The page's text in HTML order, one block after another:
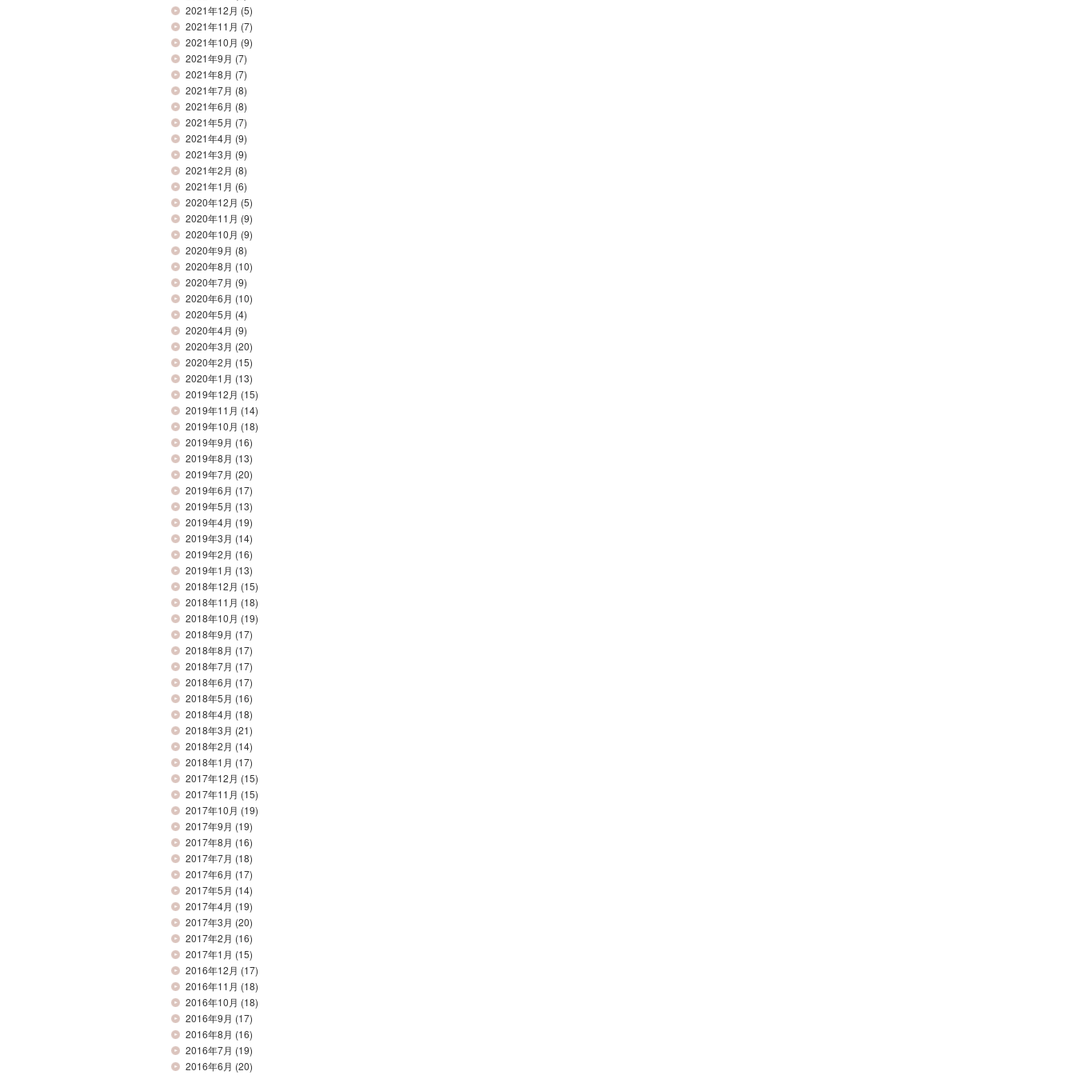
2021年12月 (5)
2021年11月 (7)
2021年10月 (9)
2021年9月 (7)
2021年8月 (7)
2021年7月 (8)
2021年6月 (8)
2021年5月 (7)
2021年4月 (9)
2021年3月 (9)
2021年2月 (8)
2021年1月 (6)
2020年12月 (5)
2020年11月 (9)
2020年10月 (9)
2020年9月 (8)
2020年8月 (10)
2020年7月 (9)
2020年6月 (10)
2020年5月 (4)
2020年4月 (9)
2020年3月 (20)
2020年2月 (15)
2020年1月 (13)
2019年12月 (15)
2019年11月 (14)
2019年10月 (18)
2019年9月 (16)
2019年8月 (13)
2019年7月 (20)
2019年6月 (17)
2019年5月 (13)
2019年4月 (19)
2019年3月 (14)
2019年2月 (16)
2019年1月 (13)
2018年12月 (15)
2018年11月 (18)
2018年10月 (19)
2018年9月 (17)
2018年8月 (17)
2018年7月 (17)
2018年6月 (17)
2018年5月 (16)
2018年4月 (18)
2018年3月 (21)
2018年2月 (14)
2018年1月 (17)
2017年12月 (15)
2017年11月 (15)
2017年10月 (19)
2017年9月 (19)
2017年8月 (16)
2017年7月 (18)
2017年6月 (17)
2017年5月 (14)
2017年4月 (19)
2017年3月 (20)
2017年2月 (16)
2017年1月 (15)
2016年12月 (17)
2016年11月 (18)
2016年10月 (18)
2016年9月 (17)
2016年8月 (16)
2016年7月 (19)
2016年6月 (20)